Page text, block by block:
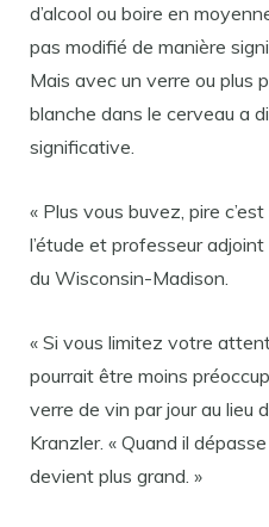
d’alcool ou boire en
pas modifié de manière
Mais avec un verre ou plus
blanche dans le cerveau a
significative.
« Plus vous buvez, pire
l’étude et professeur
du Wisconsin-Madison.
« Si vous limitez votre
pourrait être moins
verre de vin par jour au lieu
Kranzler. « Quand il
devient plus grand. »